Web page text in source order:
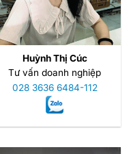
Huỳnh Thị Cúc
Tư vấn doanh nghiệp
028 3636 6484-112